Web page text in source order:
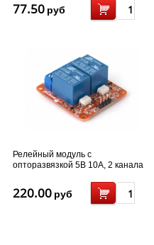
77.50 руб
Релейный модуль с
опторазвязкой 5В 10A, 2 канала
220.00 руб